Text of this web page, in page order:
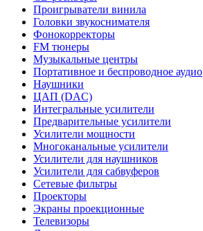
Проигрыватели винила
Головки звукоснимателя
Фонокорректоры
FM тюнеры
Музыкальные центры
Портативное и беспроводное аудио
Наушники
ЦАП (DAC)
Интегральные усилители
Предварительные усилители
Усилители мощности
Многоканальные усилители
Усилители для наушников
Усилители для сабвуферов
Сетевые фильтры
Проекторы
Экраны проекционные
Телевизоры